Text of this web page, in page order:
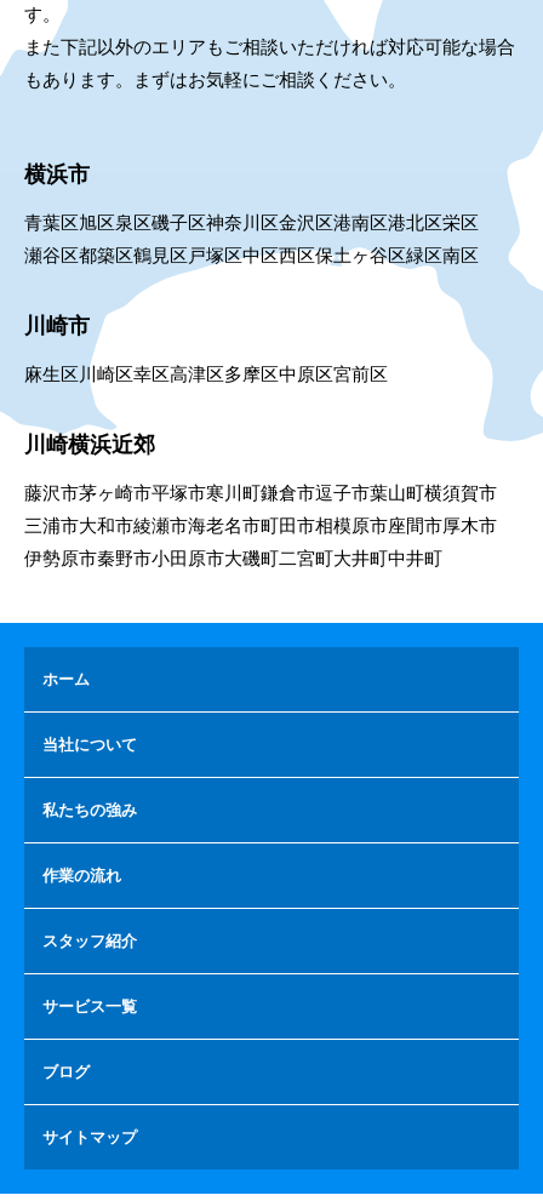
す。
また下記以外のエリアもご相談いただければ対応可能な場合
もあります。まずはお気軽にご相談ください。
横浜市
青葉区旭区泉区磯子区神奈川区金沢区港南区港北区栄区
瀬谷区都築区鶴見区 戸塚区中区西区保土ヶ谷区緑区南区
川崎市
麻生区 川崎区幸区高津区多摩区中原区宮前区
川崎横浜近郊
藤沢市茅ヶ崎市平塚市寒川町鎌倉市逗子市葉山町横須賀市
三浦市大和市綾瀬市海老名市町田市相模原市座間市厚木市
伊勢原市秦野市小田原市大磯町二宮町大井町中井町
ホーム
当社について
私たちの強み
作業の流れ
スタッフ紹介
サービス一覧
ブログ
サイトマップ